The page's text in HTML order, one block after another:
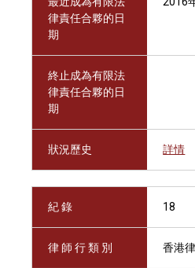
律責任合夥的日
期
終止成為有限法
律責任合夥的日
期
狀況歷史 詳情
紀 錄 18
律 師 行 類 別 香港